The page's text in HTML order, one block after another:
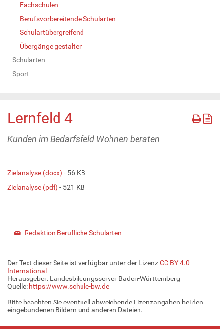
Fachschulen
Berufsvorbereitende Schularten
Schulartübergreifend
Übergänge gestalten
Schularten
Sport
Lernfeld 4
Kunden im Bedarfsfeld Wohnen beraten
Zielanalyse (docx) - 56 KB
Zielanalyse (pdf) - 521 KB
Redaktion Berufliche Schularten
Der Text dieser Seite ist verfügbar unter der LizenzCC BY 4.0
International
Herausgeber: Landesbildungsserver Baden-Württemberg
Quelle: https://www.schule-bw.de
Bitte beachten Sie eventuell abweichende Lizenzangaben bei den
eingebundenen Bildern und anderen Dateien.